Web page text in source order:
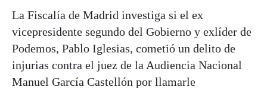
La Fiscalía de Madrid investiga si el ex
vicepresidente segundo del Gobierno y exlíder de
Podemos, Pablo Iglesias, cometió un delito de
injurias contra el juez de la Audiencia Nacional
Manuel García Castellón por llamarle